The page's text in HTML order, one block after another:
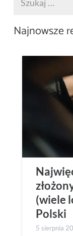
Najnowsze
(wiele
Polski
5 sierpnia